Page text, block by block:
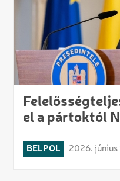
el a pártoktól
BELPOL 2026. június